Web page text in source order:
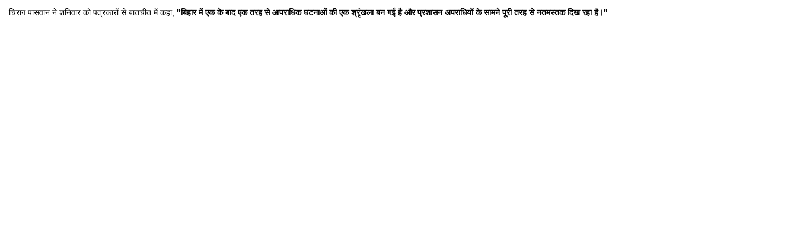
चिराग पासवान ने शनिवार को पत्रकारों से बातचीत में कहा, "बिहार में एक के बाद एक तरह से आपराधिक घटनाओं की एक श्रृंखला बन गई है और प्रशासन अपराधियों के सामने पूरी तरह से नतमस्तक दिख रहा है।"